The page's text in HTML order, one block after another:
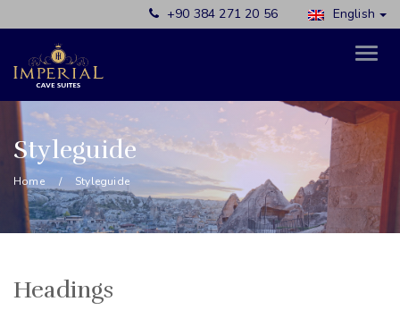
+90 384 271 20 56 English
Styleguide
Home Styleguide
Headings